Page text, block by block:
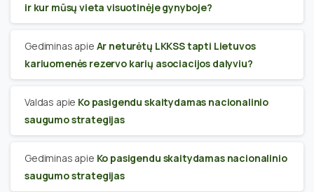
ir kur mūsų vieta visuotinėje gynyboje?
Gediminas apie Ar neturėtų LKKSS tapti Lietuvos
kariuomenės rezervo karių asociacijos dalyviu?
Valdas apie Ko pasigendu skaitydamas nacionalinio
saugumo strategijas
Gediminas apie Ko pasigendu skaitydamas nacionalinio
saugumo strategijas